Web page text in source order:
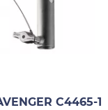
C4465-1